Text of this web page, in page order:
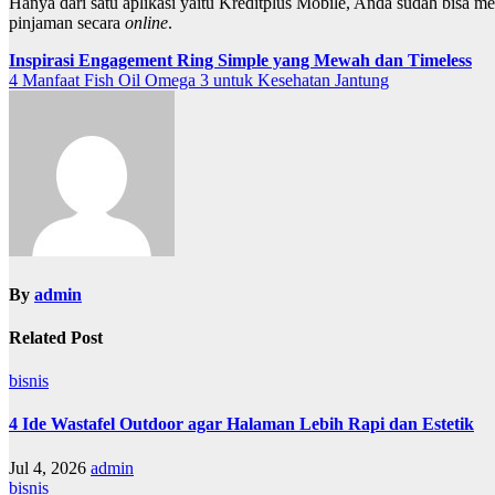
pinjaman secara online.
Post
navigation
Inspirasi Engagement Ring Simple yang Mewah dan Timeless
4 Manfaat Fish Oil Omega 3 untuk Kesehatan Jantung
By admin
Related Post
bisnis
4 Ide Wastafel Outdoor agar Halaman Lebih Rapi dan Estetik
Jul 4, 2026 admin
bisnis